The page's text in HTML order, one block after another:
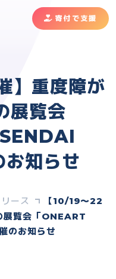
寄付で支援
】重度障が
展覧会
知らせ
ース
【10/19〜22
展覧会「ONEART
のお知らせ